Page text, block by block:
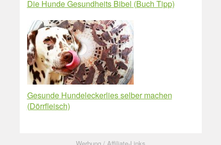
Die Hunde Gesundheits Bibel (Buch Tipp)
Gesunde Hundeleckerlies selber machen
(Dörrfleisch)